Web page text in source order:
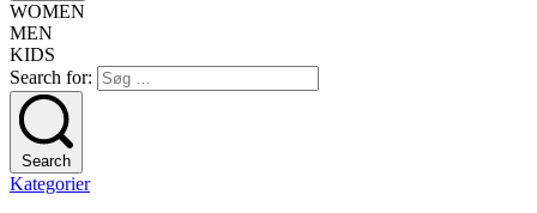
WOMEN
MEN
KIDS
Search for:
Search
Kategorier